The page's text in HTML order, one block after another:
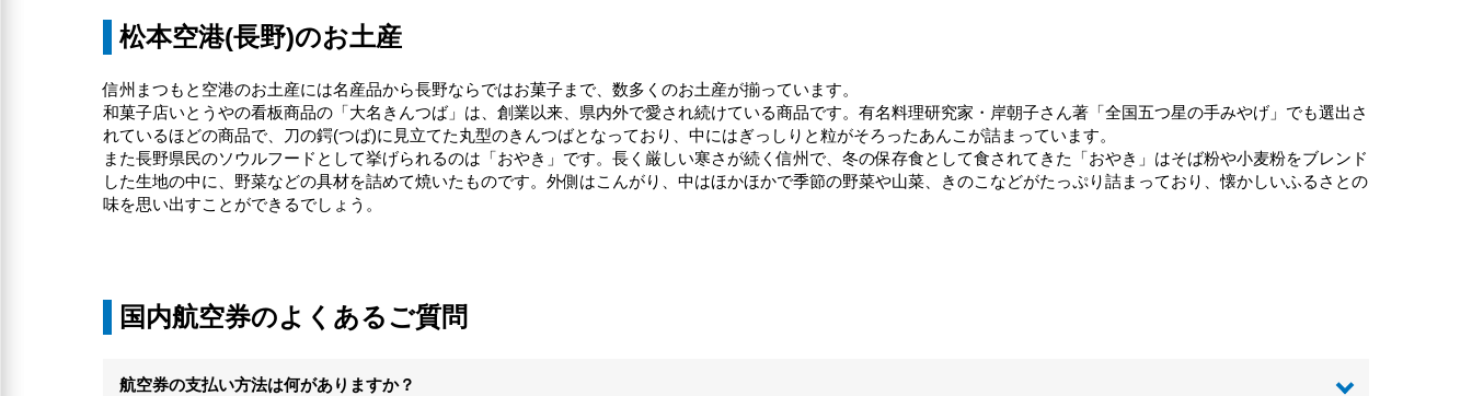
松本空港(長野)のお土産
信州まつもと空港のお土産には名産品から長野ならではお菓子まで、数多くのお土産が揃っています。
和菓子店いとうやの看板商品の「大名きんつば」は、創業以来、県内外で愛され続けている商品です。有名料理研究家・岸朝子さん著「全国五つ星の手みやげ」でも選出さ
れているほどの商品で、刀の鍔(つば)に見立てた丸型のきんつばとなっており、中にはぎっしりと粒がそろったあんこが詰まっています。
また長野県民のソウルフードとして挙げられるのは「おやき」です。長く厳しい寒さが続く信州で、冬の保存食として食されてきた「おやき」はそば粉や小麦粉をブレンド
した生地の中に、野菜などの具材を詰めて焼いたものです。外側はこんがり、中はほかほかで季節の野菜や山菜、きのこなどがたっぷり詰まっており、懐かしいふるさとの
味を思い出すことができるでしょう。
国内航空券のよくあるご質問
航空券の支払い方法は何がありますか？